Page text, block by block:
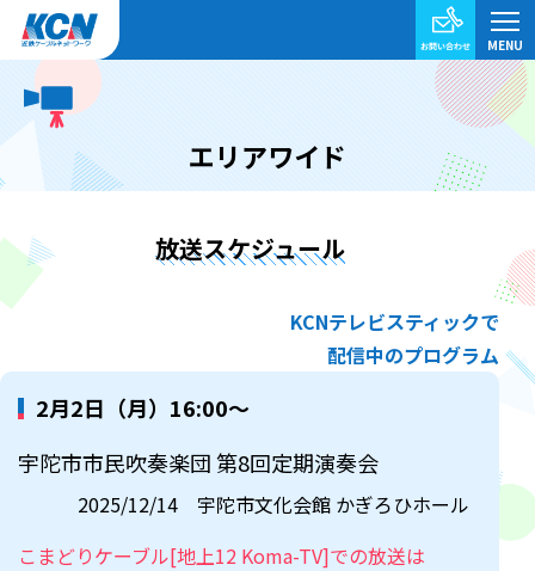
エリアワイド
放送スケジュール
KCNテレビスティックで
配信中のプログラム
2月2日（月）16:00～
宇陀市市民吹奏楽団 第8回定期演奏会
2025/12/14 宇陀市文化会館 かぎろひホール
こまどりケーブル[地上12 Koma-TV]での放送は